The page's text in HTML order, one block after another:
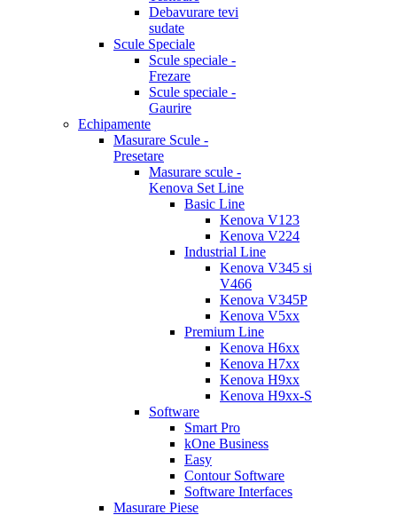
Debavurare tevi
sudate
Scule Speciale
Scule speciale -
Frezare
Scule speciale -
Gaurire
Echipamente
Masurare Scule -
Presetare
Masurare scule -
Kenova Set Line
Basic Line
Kenova V123
Kenova V224
Industrial Line
Kenova V345 si
V466
Kenova V345P
Kenova V5xx
Premium Line
Kenova H6xx
Kenova H7xx
Kenova H9xx
Kenova H9xx-S
Software
Smart Pro
kOne Business
Easy
Contour Software
Software Interfaces
Masurare Piese